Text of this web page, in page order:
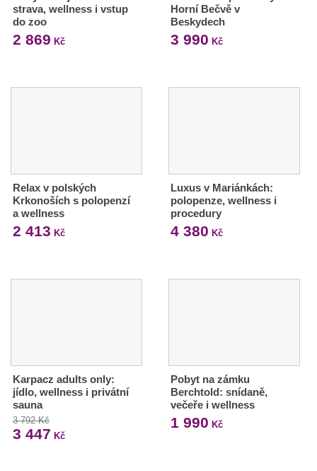
strava, wellness i vstup
do zoo
2 869 Kč
Horní Bečvě v
Beskydech
3 990 Kč
Relax v polských
Krkonoších s polopenzí
a wellness
2 413 Kč
Luxus v Mariánkách:
polopenze, wellness i
procedury
4 380 Kč
Karpacz adults only:
jídlo, wellness i privátní
sauna
3 792 Kč
3 447 Kč
Pobyt na zámku
Berchtold: snídaně,
večeře i wellness
1 990 Kč